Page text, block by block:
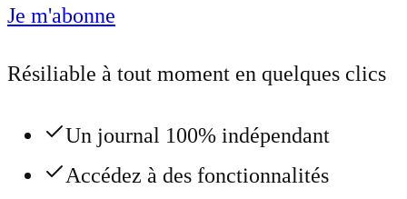
Je m'abonne
Résiliable à tout moment en quelques clics
Un journal 100% indépendant
Accédez à des fonctionnalités